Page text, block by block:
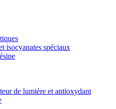
isocyanates spéciaux
de lumière et antioxydant